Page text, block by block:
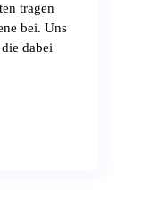
tragen
bei. Uns
dabei